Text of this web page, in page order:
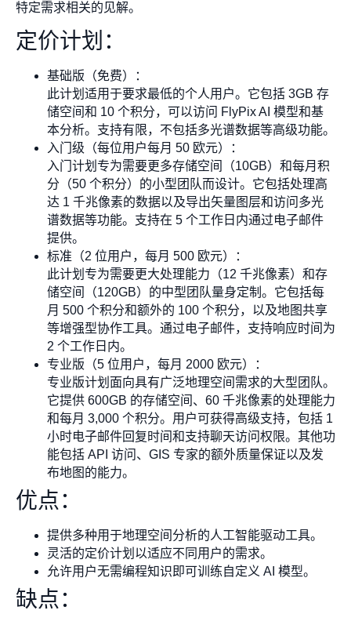
特定需求相关的见解。
定价计划：
基础版（免费）：
此计划适用于要求最低的个人用户。它包括 3GB 存
储空间和 10 个积分，可以访问 FlyPix AI 模型和基
本分析。支持有限，不包括多光谱数据等高级功能。
入门级（每位用户每月 50 欧元）：
入门计划专为需要更多存储空间（10GB）和每月积
分（50 个积分）的小型团队而设计。它包括处理高
达 1 千兆像素的数据以及导出矢量图层和访问多光
谱数据等功能。支持在 5 个工作日内通过电子邮件
提供。
标准（2 位用户，每月 500 欧元）：
此计划专为需要更大处理能力（12 千兆像素）和存
储空间（120GB）的中型团队量身定制。它包括每
月 500 个积分和额外的 100 个积分，以及地图共享
等增强型协作工具。通过电子邮件，支持响应时间为
2 个工作日内。
专业版（5 位用户，每月 2000 欧元）：
专业版计划面向具有广泛地理空间需求的大型团队。
它提供 600GB 的存储空间、60 千兆像素的处理能力
和每月 3,000 个积分。用户可获得高级支持，包括 1
小时电子邮件回复时间和支持聊天访问权限。其他功
能包括 API 访问、GIS 专家的额外质量保证以及发
布地图的能力。
优点：
提供多种用于地理空间分析的人工智能驱动工具。
灵活的定价计划以适应不同用户的需求。
允许用户无需编程知识即可训练自定义 AI 模型。
缺点：